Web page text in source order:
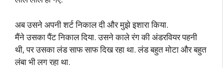
अब उसने अपनी शर्ट निकाल दी और मुझे इशारा किया.
मैंने उसका पैंट निकाल दिया. उसने काले रंग की अंडरवियर पहनी
थी, पर उसका लंड साफ साफ दिख रहा था. लंड बहुत मोटा और बहुत
लंबा भी लग रहा था.